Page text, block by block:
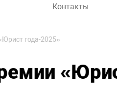
Контакты
года-2025»